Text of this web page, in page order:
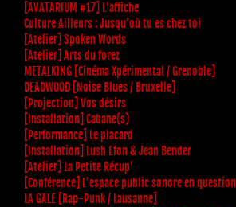
[AVATARIUM #17] L’affiche
Culture Ailleurs : Jusqu’où tu es chez toi
[Atelier] Spoken Words
[Atelier] Arts du forez
METALKING [Cinéma Xpérimental / Grenoble]
DEADWOOD [Noise Blues / Bruxelle]
[Projection] Vos désirs
[Installation] Cabane(s)
[Performance] Le placard
[Installation] Lush Efon & Jean Bender
[Atelier] La Petite Récup’
[Conférence] L’espace public sonore en question
LA GALE [Rap-Punk / Lausanne]